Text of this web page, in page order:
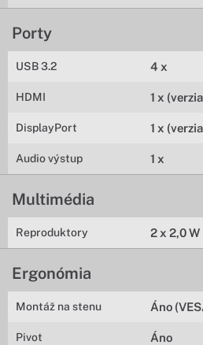
Porty
USB 3.2 4 x
HDMI 1 x
DisplayPort 1 x
Audio výstup 1 x
Multimédia
Reproduktory 2 x 2,0 W
Ergonómia
Montáž na stenu Áno
Pivot Áno